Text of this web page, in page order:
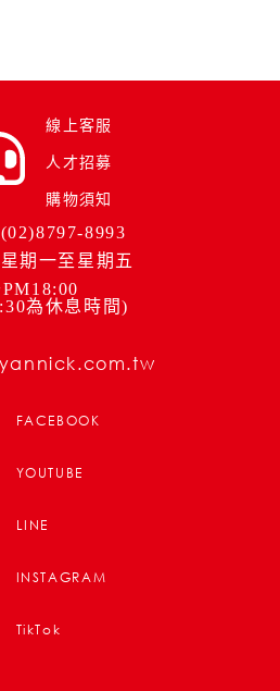
線上客服
人才招募
購物須知
8993
期一至星期五
為休息時間)
FACEBOOK
YOUTUBE
LINE
INSTAGRAM
TikTok